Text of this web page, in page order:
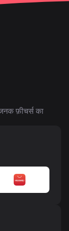
फ़ीचर्स का